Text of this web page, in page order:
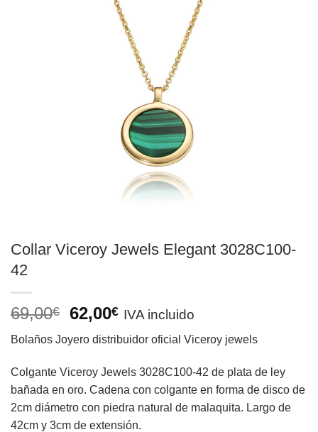
Collar Viceroy Jewels Elegant 3028C100-
42
69,00€
El
original
era:
69,00€.
62,00€El
actual
es:
62,00€.
IVA incluido
Bolaños Joyero distribuidor oficial Viceroy jewels
Colgante Viceroy Jewels 3028C100-42 de plata de ley
bañada en oro. Cadena con colgante en forma de disco de
2cm diámetro con piedra natural de malaquita. Largo de
42cm y 3cm de extensión.